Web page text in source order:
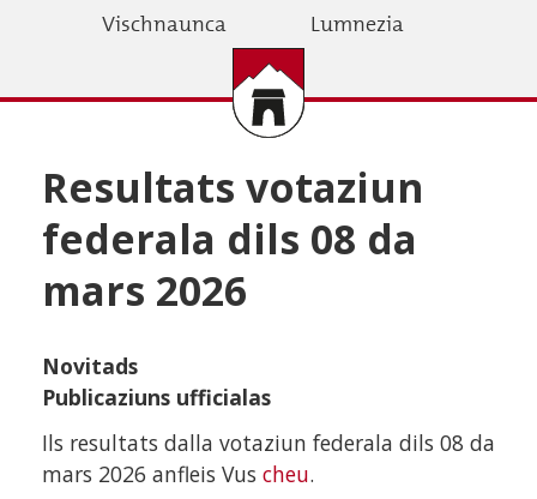
Vischnaunca Lumnezia
Resultats votaziun
federala dils 08 da
mars 2026
Novitads
Publicaziuns ufficialas
Ils resultats dalla votaziun federala dils 08 da
mars 2026 anfleis Vus cheu.